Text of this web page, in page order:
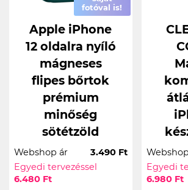
fotóval is!
Apple iPhone
12 oldalra nyíló
mágneses
flipes bőrtok
prémium
minőség
sötétzöld
Webshop ár
3.490 Ft
Egyedi tervezéssel
6.480 Ft
Egyedi
6.980 Ft